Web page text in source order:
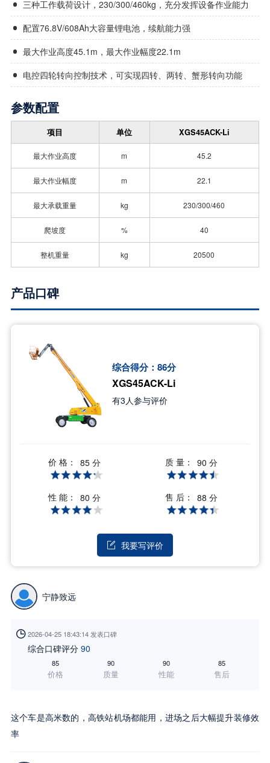
三种工作载荷设计，230/300/460kg，充分发挥设备作业能力
配置76.8V/608Ah大容量锂电池，续航能力强
最大作业高度45.1m，最大作业幅度22.1m
电控四轮转向控制技术，可实现四转、两转、蟹形转向功能
参数配置
项目 单位 XGS45ACK-Li
最大作业高度 m 45.2
最大作业幅度 m 22.1
最大承载重量 kg 230/300/460
爬坡度 % 40
整机重量 kg 20500
产品口碑
综合得分： 86分
XGS45ACK-Li
有3人参与评价
价 格： 85 分 质 量： 90 分
性 能： 80 分 售 后： 88 分
 我要写评价
宁静致远
 2026-04-25 18:43:14 发表口碑
综合口碑评分 90
85
价格
90
质量
90
性能
85
售后
这个车是高米数的，高铁站机场都能用，进场之后大幅提升装修效
率